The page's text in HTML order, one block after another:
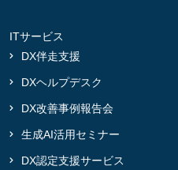
ITサービス
DX伴走支援
DXヘルプデスク
DX改善事例報告会
生成AI活用セミナー
DX認定支援サービス